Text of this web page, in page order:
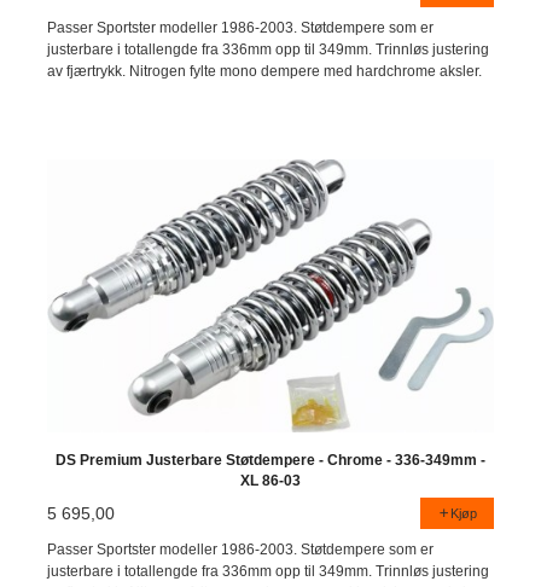
Passer Sportster modeller 1986-2003. Støtdempere som er
justerbare i totallengde fra 336mm opp til 349mm. Trinnløs justering
av fjærtrykk. Nitrogen fylte mono dempere med hardchrome aksler.
DS Premium Justerbare Støtdempere - Chrome - 336-349mm -
XL 86-03
5 695,00 Kjøp
Passer Sportster modeller 1986-2003. Støtdempere som er
justerbare i totallengde fra 336mm opp til 349mm. Trinnløs justering